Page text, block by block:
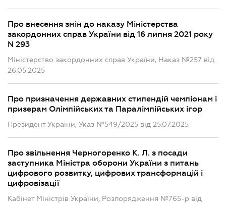
Про внесення змін до наказу Міністерства
закордонних справ України від 16 липня 2021 року
N 293
Міністерство закордонних справ України, Наказ №257 від
26.05.2025
Про призначення державних стипендій чемпіонам і
призерам Олімпійських та Паралімпійських ігор
Президент України, Указ №549/2025 від 25.07.2025
Про звільнення Черногоренко К. Л. з посади
заступника Міністра оборони України з питань
цифрового розвитку, цифрових трансформацій і
цифровізації
Кабінет Міністрів України, Розпорядження №765-р від